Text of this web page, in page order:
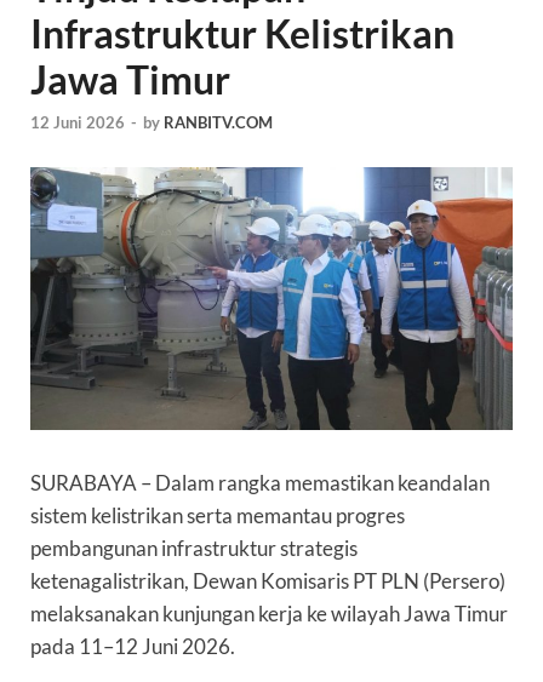
Infrastruktur Kelistrikan
Jawa Timur
12 Juni 2026 - by RANBITV.COM
SURABAYA – Dalam rangka memastikan keandalan
sistem kelistrikan serta memantau progres
pembangunan infrastruktur strategis
ketenagalistrikan, Dewan Komisaris PT PLN (Persero)
melaksanakan kunjungan kerja ke wilayah Jawa Timur
pada 11–12 Juni 2026.